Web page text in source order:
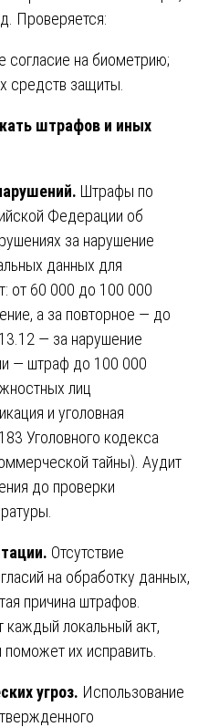
Проверяется:
согласие на биометрию;
средств защиты.
штрафов и иных
Штрафы по
Федерации об
за нарушение
данных для
от 60 000 до 100 000
а за повторное — до
— за нарушение
— штраф до 100 000
лиц
и уголовная
Уголовного кодекса
тайны). Аудит
до проверки
Отсутствие
на обработку данных,
причина штрафов.
каждый локальный акт,
их исправить.
угроз. Использование